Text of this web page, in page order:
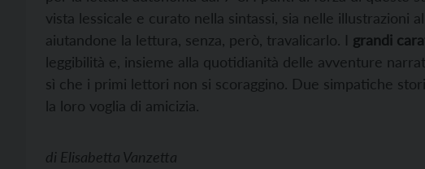
vista lessicale e curato nella sintassi, sia nelle illustrazioni
aiutandone la lettura, senza, però, travalicarlo. I grandi
leggibilità e, insieme alla quotidianità delle avventure
sì che i primi lettori non si scoraggino. Due simpatiche
la loro voglia di amicizia.
di Elisabetta Vanzetta